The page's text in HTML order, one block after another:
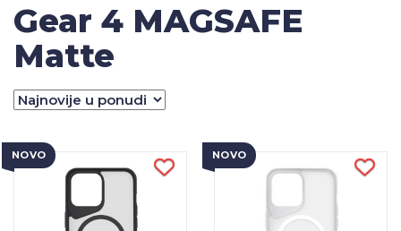
Gear 4 MAGSAFE
Matte
NOVO NOVO